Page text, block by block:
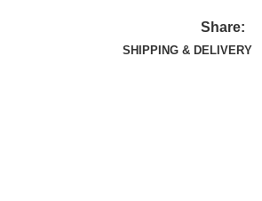
Share:
SHIPPING & DELIVERY